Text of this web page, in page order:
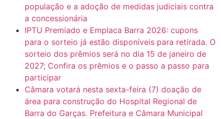
população e a adoção de medidas judiciais contra
a concessionária
IPTU Premiado e Emplaca Barra 2026: cupons
para o sorteio já estão disponíveis para retirada. O
sorteio dos prêmios será no dia 15 de janeiro de
2027; Confira os prêmios e o passo a passo para
participar
Câmara votará nesta sexta-feira (7) doação de
área para construção do Hospital Regional de
Barra do Garças. Prefeitura e Câmara Municipal